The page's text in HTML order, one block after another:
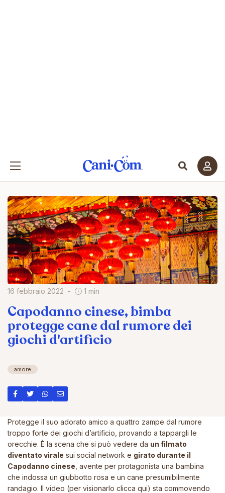
16 febbraio 2022 1 min
Capodanno cinese, bimba
protegge cane dal rumore dei
giochi d'artificio
amore
Protegge il suo adorato amico a quattro zampe dal rumore
troppo forte dei giochi d’artificio, provando a tappargli le
orecchie. È la scena che si può vedere da un filmato
diventato virale sui social network e girato durante il
Capodanno cinese , avente per protagonista una bambina
che indossa un giubbotto rosa e un cane presumibilmente
randagio. Il video (per visionarlo clicca qui) sta commovendo